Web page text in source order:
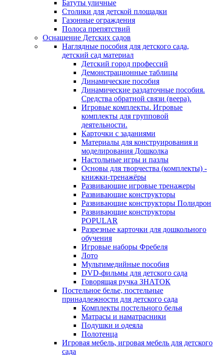
Батуты уличные
Столики для детской площадки
Газонные ограждения
Полоса препятствий
Оснащение Детских садов
Наглядные пособия для детского сада,
детский сад материал
Детский город профессий
Демонстрационные таблицы
Динамические пособия
Динамические раздаточные пособия.
Средства обратной связи (веера).
Игровые комплекты. Игровые
комплекты для групповой
деятельности.
Карточки с заданиями
Материалы для конструирования и
моделирования Дошколка
Настольные игры и пазлы
Основы для творчества (комплекты) -
книжки-тренажёры
Развивающие игровые тренажеры
Развивающие конструкторы
Развивающие конструкторы Полидрон
Развивающие конструкторы
POPULAR
Разрезные карточки для дошкольного
обучения
Игровые наборы Фребеля
Лото
Мультимедийные пособия
DVD-фильмы для детского сада
Говорящая ручка ЗНАТОК
Постельное белье, постельные
принадлежности для детского сада
Комплекты постельного белья
Матрасы и наматрасники
Подушки и одеяла
Полотенца
Игровая мебель, игровая мебель для детского
сада